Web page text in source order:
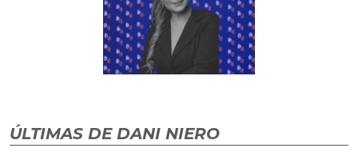
ÚLTIMAS DE DANI NIERO